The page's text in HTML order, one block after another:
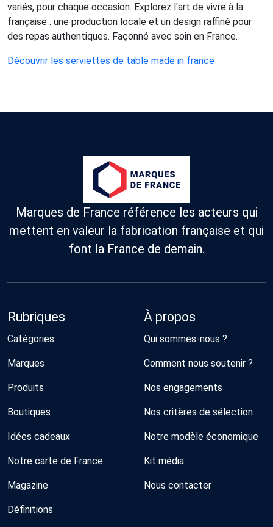
variés, pour chaque occasion. Explorez l'art de vivre à la
française : une production locale et un design raffiné pour
des repas authentiques. Façonné avec soin en France.
Découvrir les serviettes de table made in france
Marques de France référence les acteurs qui
mettent en valeur la fabrication française et qui
font la France de demain.
Rubriques
Catégories
Marques
Produits
Boutiques
Idées cadeaux
Notre carte de France
Magazine
Définitions
À propos
Qui sommes-nous ?
Comment nous soutenir ?
Nos engagements
Nos critères de sélection
Notre modèle économique
Kit média
Nous contacter